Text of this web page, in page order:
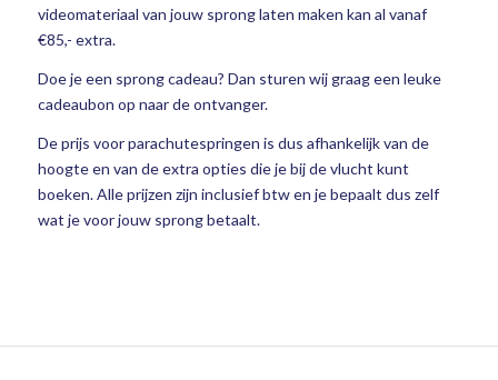
videomateriaal van jouw sprong laten maken kan al vanaf
€85,- extra.
Doe je een sprong cadeau? Dan sturen wij graag een leuke
cadeaubon op naar de ontvanger.
De prijs voor parachutespringen is dus afhankelijk van de
hoogte en van de extra opties die je bij de vlucht kunt
boeken. Alle prijzen zijn inclusief btw en je bepaalt dus zelf
wat je voor jouw sprong betaalt.